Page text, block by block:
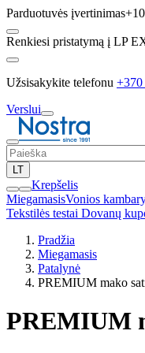
Parduotuvės įvertinimas
Renkiesi pristatymą į LP
Užsisakykite telefonu +370
Verslui
LT
Krepšelis
MiegamasisVonios
Tekstilės testai Dovanų
Pradžia
Miegamasis
Patalynė
PREMIUM mako
PREMIUM